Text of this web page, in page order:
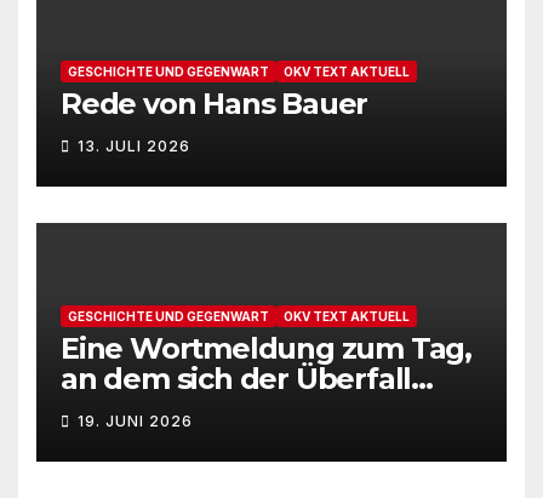
GESCHICHTE UND GEGENWART OKV TEXT AKTUELL
Rede von Hans Bauer
13. JULI 2026
GESCHICHTE UND GEGENWART OKV TEXT AKTUELL
Eine Wortmeldung zum Tag,
an dem sich der Überfall
Deutschlands auf die UdSSR
1941 zum 85. Male jährt
19. JUNI 2026